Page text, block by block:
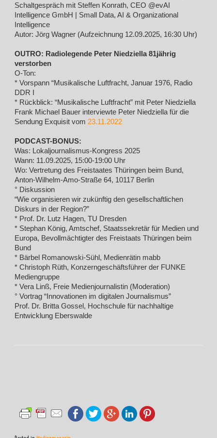
Schaltgespräch mit Steffen Konrath, CEO @evAI
Intelligence GmbH | Small Data, AI & Organizational
Intelligence
Autor: Jörg Wagner (Aufzeichnung 12.09.2025, 16:30 Uhr)
OUTRO: Radiolegende Peter Niedziella 81jährig
verstorben
O-Ton:
* Vorspann “Musikalische Luftfracht, Januar 1976, Radio
DDR I
* Rückblick: “Musikalische Luftfracht” mit Peter Niedziella
Frank Michael Bauer interviewte Peter Niedziella für die
Sendung Exquisit vom 23.11.2022
PODCAST-BONUS:
Was: Lokaljournalismus-Kongress 2025
Wann: 11.09.2025, 15:00-19:00 Uhr
Wo: Vertretung des Freistaates Thüringen beim Bund,
Anton-Wilhelm-Amo-Straße 64, 10117 Berlin
° Diskussion
“Wie organisieren wir zukünftig den gesellschaftlichen
Diskurs in der Region?”
* Prof. Dr. Lutz Hagen, TU Dresden
* Stephan König, Amtschef, Staatssekretär für Medien und
Europa, Bevollmächtigter des Freistaats Thüringen beim
Bund
* Bärbel Romanowski-Sühl, Medienrätin mabb
* Christoph Rüth, Konzerngeschäftsführer der FUNKE
Mediengruppe
* Vera Linß, Freie Medienjournalistin (Moderation)
° Vortrag “Innovationen im digitalen Journalismus”
Prof. Dr. Britta Gossel, Hochschule für nachhaltige
Entwicklung Eberswalde